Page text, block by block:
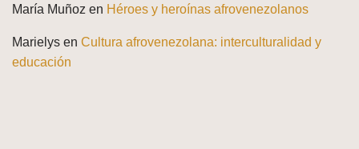
María Muñoz en Héroes y heroínas afrovenezolanos
Marielys en Cultura afrovenezolana: interculturalidad y
educación